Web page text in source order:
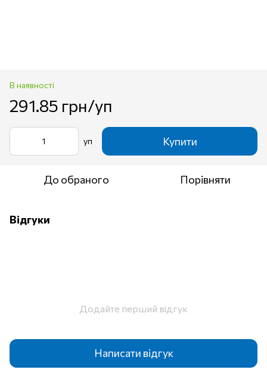
В наявності
291.85 грн/уп
уп Купити
До обраного Порівняти
Відгуки
Додайте перший відгук
Написати відгук